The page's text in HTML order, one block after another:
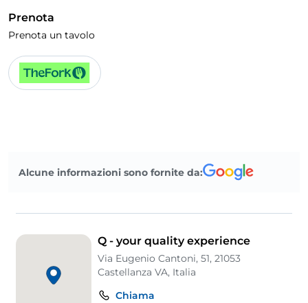
Prenota
Prenota un tavolo
Alcune informazioni sono fornite da:
Q - your quality experience
Via Eugenio Cantoni, 51, 21053
Castellanza VA, Italia
Chiama